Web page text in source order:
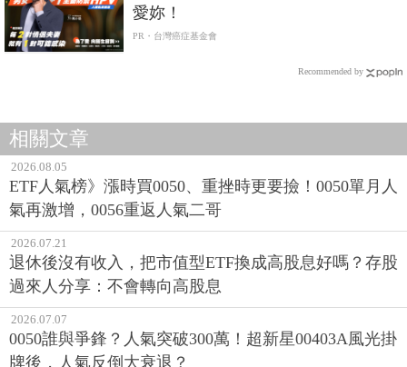
愛妳！
PR・台灣癌症基金會
Recommended by
相關文章
2026.08.05
ETF人氣榜》漲時買0050、重挫時更要撿！0050單月人
氣再激增，0056重返人氣二哥
2026.07.21
退休後沒有收入，把市值型ETF換成高股息好嗎？存股
過來人分享：不會轉向高股息
2026.07.07
0050誰與爭鋒？人氣突破300萬！超新星00403A風光掛
牌後，人氣反倒大衰退？